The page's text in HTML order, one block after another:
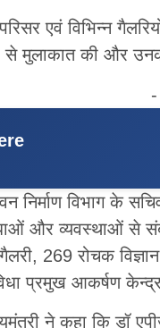
एवं विभिन्न
मुलाकात की और
निर्माण विभाग के
और व्यवस्थाओं से
269 रोचक
प्रमुख आकर्षण
ने कहा कि डॉ